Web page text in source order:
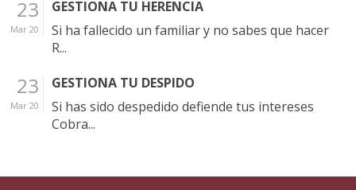
23
Mar 20
GESTIONA TU HERENCIA
Si ha fallecido un familiar y no sabes que hacer
R...
23
Mar 20
GESTIONA TU DESPIDO
Si has sido despedido defiende tus intereses
Cobra...